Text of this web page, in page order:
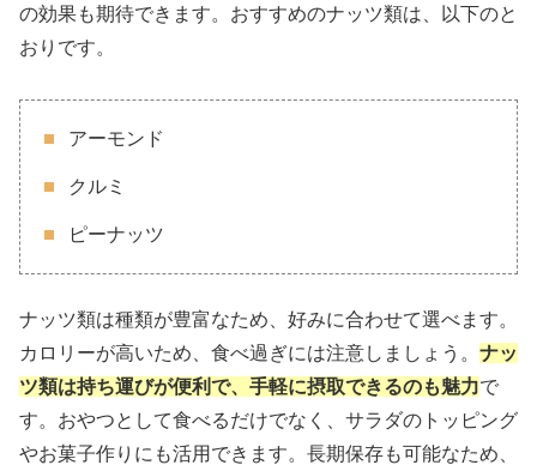
の効果も期待できます。おすすめのナッツ類は、以下のと
おりです。
アーモンド
クルミ
ピーナッツ
ナッツ類は種類が豊富なため、好みに合わせて選べます。
カロリーが高いため、食べ過ぎには注意しましょう。 ナッ
ツ類は持ち運びが便利で、手軽に摂取できるのも魅力で
す。おやつとして食べるだけでなく、サラダのトッピング
やお菓子作りにも活用できます。長期保存も可能なため、